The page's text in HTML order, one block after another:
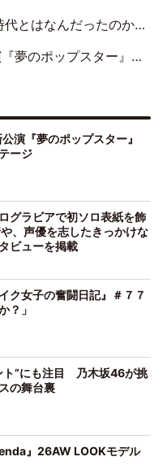
、中3で辞めるというのを信じてなくて。そう言われてはいたけど、嘘でしょって」
』 初日から全身全霊のステージ
演『夢のポップスター』
ージ
グラビアで初ソロ表紙を飾
、声優を志したきっかけな
ビューを掲載
ク女子の奮闘日記』＃７７
？」
ト”にも注目 乃木坂46が挑
の舞台裏
』26AW LOOKモデル